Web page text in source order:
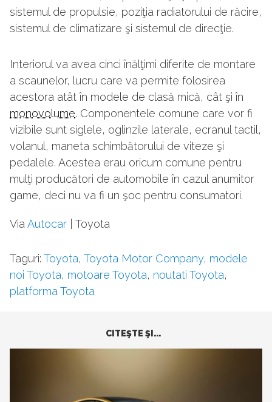
sistemul de propulsie, poziţia radiatorului de răcire,
sistemul de climatizare şi sistemul de direcţie.
Interiorul va avea cinci înălţimi diferite de montare
a scaunelor, lucru care va permite folosirea
acestora atât în modele de clasă mică, cât şi în
monovolume. Componentele comune care vor fi
vizibile sunt siglele, oglinzile laterale, ecranul tactil,
volanul, maneta schimbătorului de viteze şi
pedalele. Acestea erau oricum comune pentru
mulţi producători de automobile în cazul anumitor
game, deci nu va fi un şoc pentru consumatori.
ViaAutocar | Toyota
Taguri: Toyota, Toyota Motor Company, modele
noi Toyota, motoare Toyota, noutati Toyota,
platforma Toyota
CITEŞTE ŞI...